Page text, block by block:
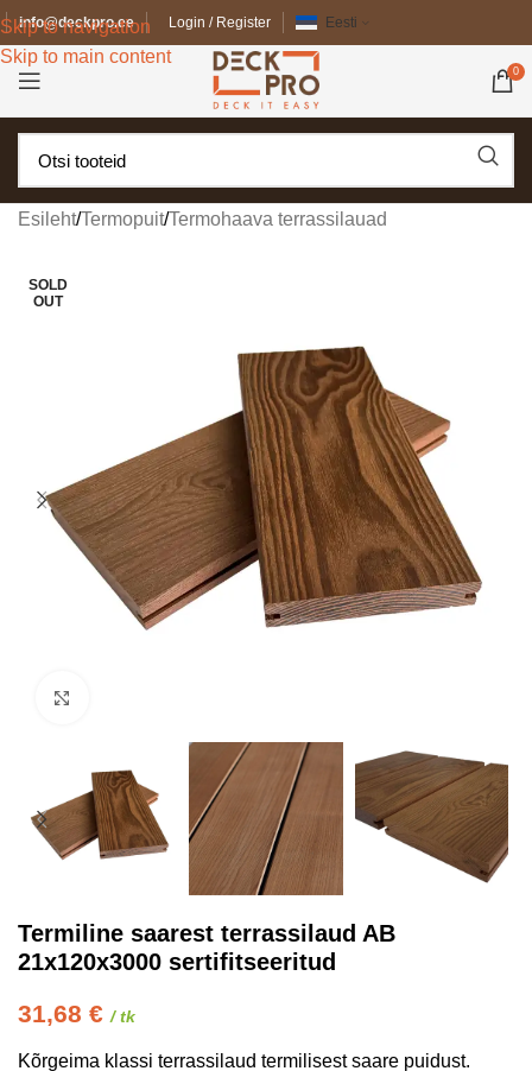
Skip to navigation
Skip to main content
info@deckpro.ee Login / Register Eesti
0
Esileht/Termopuit/Termohaava terrassilauad
SOLD
OUT
Termiline saarest terrassilaud AB
21x120x3000 sertifitseeritud
31,68 € / tk
Kõrgeima klassi terrassilaud termilisest saare puidust.